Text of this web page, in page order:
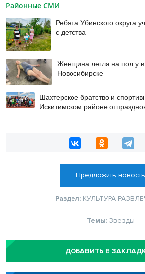
Районные СМИ
Ребята Убинского округа
с детства
Женщина легла на пол у
Новосибирске
Шахтерское братство и
Искитимском районе
Предложить новость
Раздел: КУЛЬТУРА
Темы: Звезды
ДОБАВИТЬ В